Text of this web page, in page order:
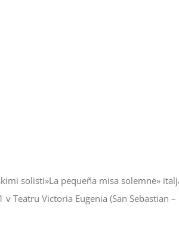
solisti»La pequeña misa solemne»
Teatru Victoria Eugenia (San Sebastian –